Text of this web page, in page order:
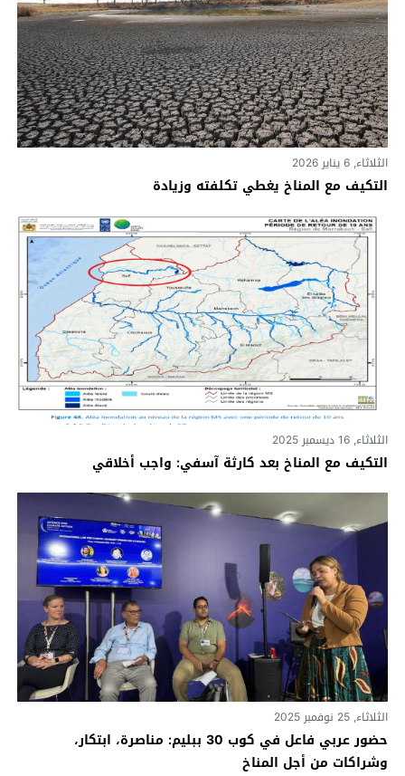
الثلاثاء, 6 يناير 2026
التكيف مع المناخ يغطي تكلفته وزيادة
الثلاثاء, 16 ديسمبر 2025
التكيف مع المناخ بعد كارثة آسفي: واجب أخلاقي
الثلاثاء, 25 نوفمبر 2025
حضور عربي فاعل في كوب 30 ببليم: مناصرة، ابتكار،
وشراكات من أجل المناخ